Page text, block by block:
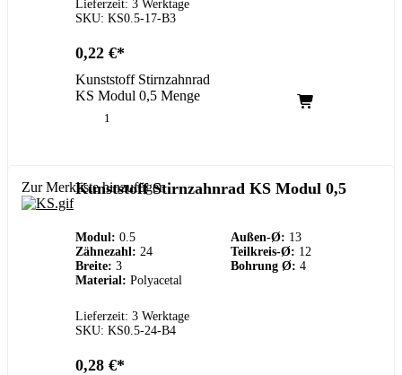
Lieferzeit: 3 Werktage
SKU: KS0.5-17-B3
0,22 €
Kunststoff Stirnzahnrad
KS Modul 0,5 Menge
Zur Merkliste hinzufügen
Kunststoff Stirnzahnrad KS Modul 0,5
Modul: 0.5 Außen-Ø: 13
Zähnezahl: 24 Teilkreis-Ø: 12
Breite: 3 Bohrung Ø: 4
Material: Polyacetal
Lieferzeit: 3 Werktage
SKU: KS0.5-24-B4
0,28 €